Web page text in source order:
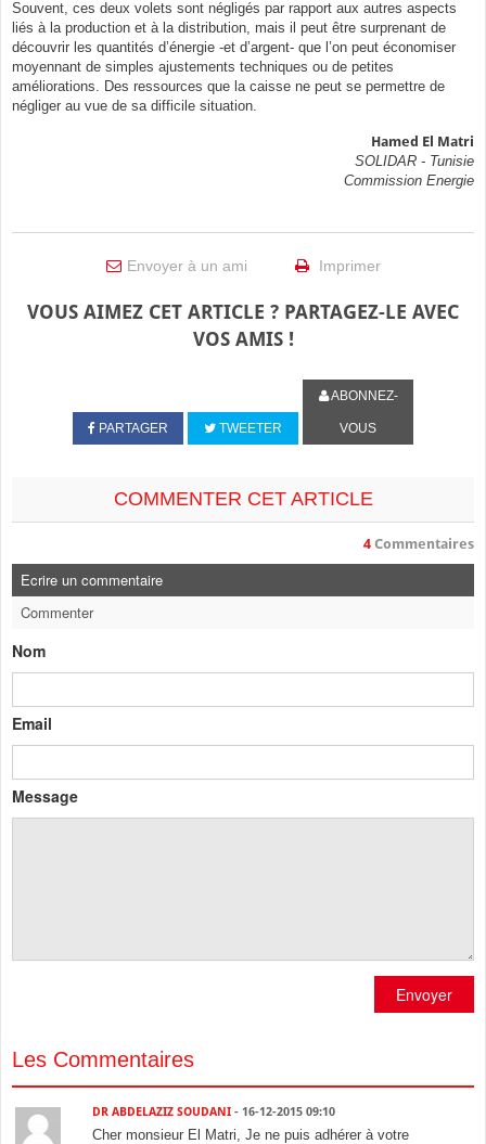
Souvent, ces deux volets sont négligés par rapport aux autres aspects
liés à la production et à la distribution, mais il peut être surprenant de
découvrir les quantités d’énergie -et d’argent- que l’on peut économiser
moyennant de simples ajustements techniques ou de petites
améliorations. Des ressources que la caisse ne peut se permettre de
négliger au vue de sa difficile situation.
Hamed El Matri
SOLIDAR - Tunisie
Commission Energie
Envoyer à un ami Imprimer
VOUS AIMEZ CET ARTICLE ? PARTAGEZ-LE AVEC
VOS AMIS !
PARTAGER TWEETER
ABONNEZ-
VOUS
COMMENTER CET ARTICLE
4 Commentaires
Ecrire un commentaire
Commenter
Nom
Email
Message
Envoyer
Les Commentaires
DR ABDELAZIZ SOUDANI - 16-12-2015 09:10
Cher monsieur El Matri, Je ne puis adhérer à votre